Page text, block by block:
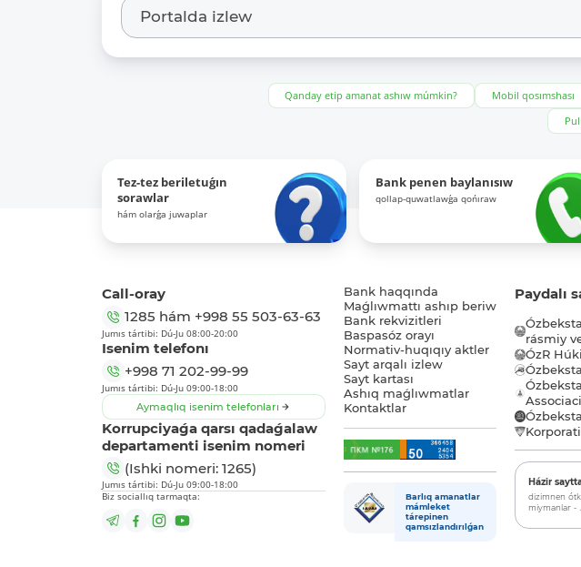
Qanday etip amanat ashıw múmkin? Mobil qosımshası
Tez-tez beriletuǵın
sorawlar
hám olarǵa juwaplar
Bank penen baylanısıw
qollap-quwatlawǵa qońıraw
Call-oray
1285 hám +998 55 503-63-63
Jumıs tártibi: Dú-Ju 08:00-20:00
Isenim telefonı
+998 71 202-99-99
Jumıs tártibi: Dú-Ju 09:00-18:00
Aymaqlıq isenim telefonları
Korrupciyaǵa qarsı qadaǵalaw
departamenti isenim nomeri
(Ishki nomeri: 1265)
Jumıs tártibi: Dú-Ju 09:00-18:00
Biz sociallıq tarmaqta:
Bank haqqında
Maǵlıwmattı ashıp beriw
Bank rekvizitleri
Baspasóz orayı
Normativ-huqıqıy aktler
Sayt arqalı izlew
Sayt kartası
Ashıq maǵlıwmatlar
Kontaktlar
Barlıq amanatlar
mámleket
tárepinen
qamsızlandırılǵan
Paydalı
rásmiy
ÓzR
Házir
dizimnen
miymanlar -